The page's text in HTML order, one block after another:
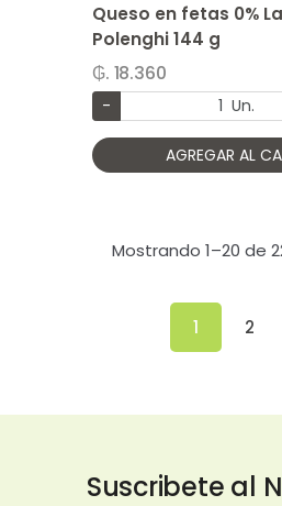
Queso en fetas 0%
Polenghi 144 g
₲. 18.360
- Un.
AGREGAR AL
Mostrando 1–20 de
1 2
Suscribete al